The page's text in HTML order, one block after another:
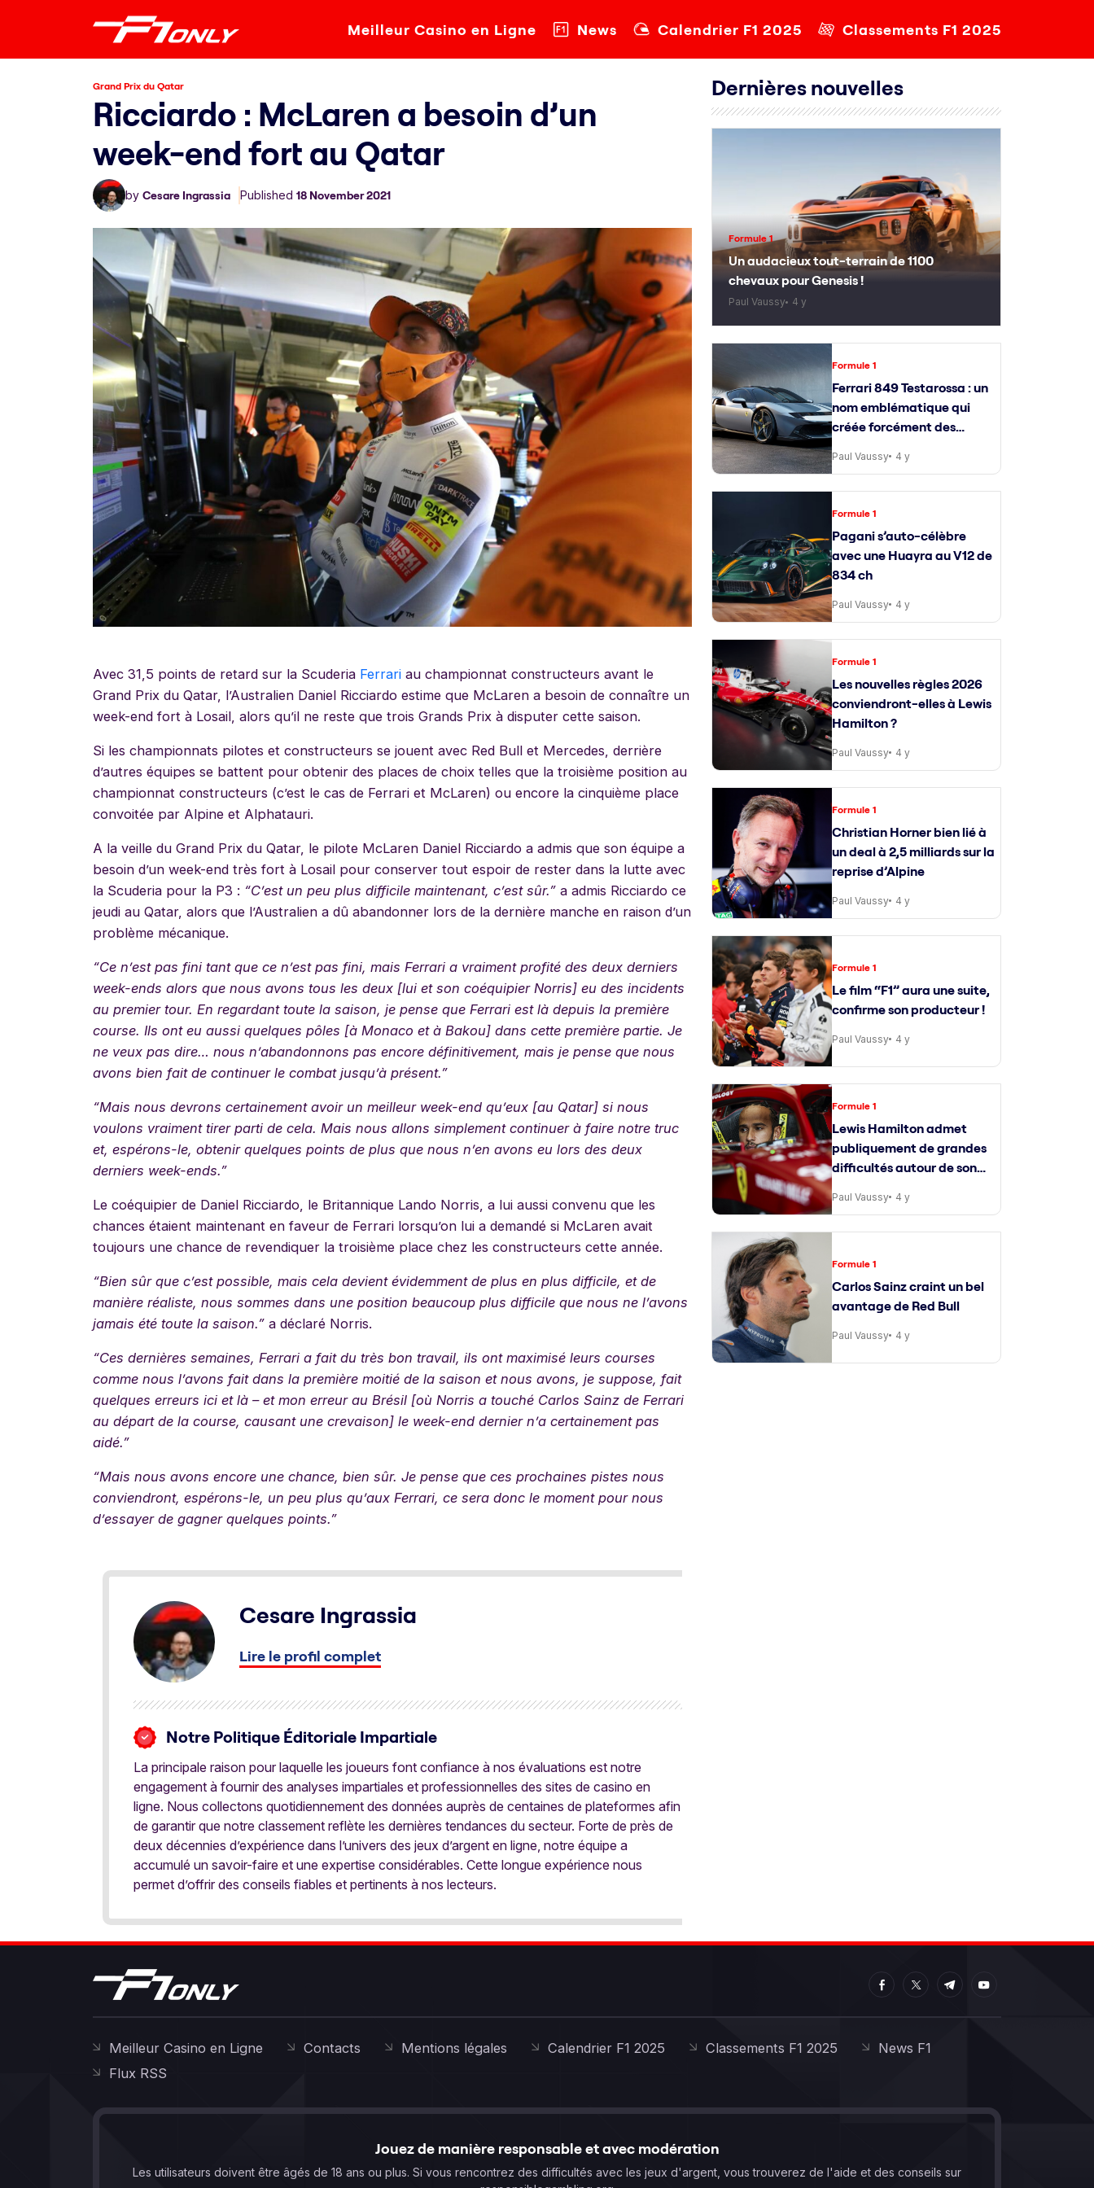
Meilleur Casino en Ligne News Calendrier F1 2025 Classements F1 2025
Grand Prix du Qatar
Ricciardo : McLaren a besoin d’un
week-end fort au Qatar
by Cesare Ingrassia Published 18 November 2021
Avec 31,5 points de retard sur la Scuderia Ferrari au championnat constructeurs avant le
Grand Prix du Qatar, l’Australien Daniel Ricciardo estime que McLaren a besoin de connaître un
week-end fort à Losail, alors qu’il ne reste que trois Grands Prix à disputer cette saison.
Si les championnats pilotes et constructeurs se jouent avec Red Bull et Mercedes, derrière
d’autres équipes se battent pour obtenir des places de choix telles que la troisième position au
championnat constructeurs (c’est le cas de Ferrari et McLaren) ou encore la cinquième place
convoitée par Alpine et Alphatauri.
A la veille du Grand Prix du Qatar, le pilote McLaren Daniel Ricciardo a admis que son équipe a
besoin d’un week-end très fort à Losail pour conserver tout espoir de rester dans la lutte avec
la Scuderia pour la P3 : “C’est un peu plus difficile maintenant, c’est sûr.” a admis Ricciardo ce
jeudi au Qatar, alors que l’Australien a dû abandonner lors de la dernière manche en raison d’un
problème mécanique.
“Ce n’est pas fini tant que ce n’est pas fini, mais Ferrari a vraiment profité des deux derniers
week-ends alors que nous avons tous les deux [lui et son coéquipier Norris] eu des incidents
au premier tour. En regardant toute la saison, je pense que Ferrari est là depuis la première
course. Ils ont eu aussi quelques pôles [à Monaco et à Bakou] dans cette première partie. Je
ne veux pas dire… nous n’abandonnons pas encore définitivement, mais je pense que nous
avons bien fait de continuer le combat jusqu’à présent.”
“Mais nous devrons certainement avoir un meilleur week-end qu’eux [au Qatar] si nous
voulons vraiment tirer parti de cela. Mais nous allons simplement continuer à faire notre truc
et, espérons-le, obtenir quelques points de plus que nous n’en avons eu lors des deux
derniers week-ends.”
Le coéquipier de Daniel Ricciardo, le Britannique Lando Norris, a lui aussi convenu que les
chances étaient maintenant en faveur de Ferrari lorsqu’on lui a demandé si McLaren avait
toujours une chance de revendiquer la troisième place chez les constructeurs cette année.
“Bien sûr que c’est possible, mais cela devient évidemment de plus en plus difficile, et de
manière réaliste, nous sommes dans une position beaucoup plus difficile que nous ne l’avons
jamais été toute la saison.” a déclaré Norris.
“Ces dernières semaines, Ferrari a fait du très bon travail, ils ont maximisé leurs courses
comme nous l’avons fait dans la première moitié de la saison et nous avons, je suppose, fait
quelques erreurs ici et là – et mon erreur au Brésil [où Norris a touché Carlos Sainz de Ferrari
au départ de la course, causant une crevaison] le week-end dernier n’a certainement pas
aidé.”
“Mais nous avons encore une chance, bien sûr. Je pense que ces prochaines pistes nous
conviendront, espérons-le, un peu plus qu’aux Ferrari, ce sera donc le moment pour nous
d’essayer de gagner quelques points.”
Cesare Ingrassia
Lire le profil complet
Notre Politique Éditoriale Impartiale
La principale raison pour laquelle les joueurs font confiance à nos évaluations est notre
engagement à fournir des analyses impartiales et professionnelles des sites de casino en
ligne. Nous collectons quotidiennement des données auprès de centaines de plateformes afin
de garantir que notre classement reflète les dernières tendances du secteur. Forte de près de
deux décennies d’expérience dans l’univers des jeux d’argent en ligne, notre équipe a
accumulé un savoir-faire et une expertise considérables. Cette longue expérience nous
permet d’offrir des conseils fiables et pertinents à nos lecteurs.
Dernières nouvelles
Formule 1
Un audacieux tout-terrain de 1100
chevaux pour Genesis !
Paul Vaussy 4 y
Formule 1
Ferrari 849 Testarossa : un
nom emblématique qui
créée forcément des
attentes
Paul Vaussy 4 y
Formule 1
Pagani s’auto-célèbre
avec une Huayra au V12 de
834 ch
Paul Vaussy 4 y
Formule 1
Les nouvelles règles 2026
conviendront-elles à Lewis
Hamilton ?
Paul Vaussy 4 y
Formule 1
Christian Horner bien lié à
un deal à 2,5 milliards sur la
reprise d’Alpine
Paul Vaussy 4 y
Formule 1
Le film “F1” aura une suite,
confirme son producteur !
Paul Vaussy 4 y
Formule 1
Lewis Hamilton admet
publiquement de grandes
difficultés autour de son
ingénieur de course
Paul Vaussy 4 y
Formule 1
Carlos Sainz craint un bel
avantage de Red Bull
Paul Vaussy 4 y
Meilleur Casino en Ligne Contacts Mentions légales Calendrier F1 2025 Classements F1 2025
News F1
Flux RSS
Jouez de manière responsable et avec modération
Les utilisateurs doivent être âgés de 18 ans ou plus. Si vous rencontrez des difficultés avec les jeux d'argent, vous trouverez de l'aide et des conseils sur